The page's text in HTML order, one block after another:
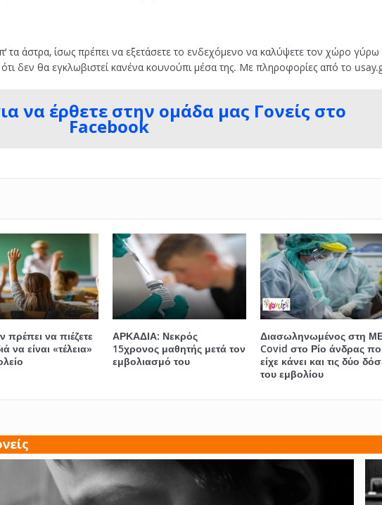
τα άστρα, ίσως πρέπει να εξετάσετε το ενδεχόμενο να καλύψετε τον χώρο γύρω
δεν θα εγκλωβιστεί κανένα κουνούπι μέσα της. Με πληροφορίες από το
να έρθετε στην ομάδα μας Γονείς στο
Facebook
πρέπει να πιέζετε
να είναι «τέλεια»
ΑΡΚΑΔΙΑ: Νεκρός
15χρονος μαθητής μετά τον
εμβολιασμό του
Διασωληνωμένος στη
Covid στο Ρίο άνδρας
είχε κάνει και τις δύο
του εμβολίου